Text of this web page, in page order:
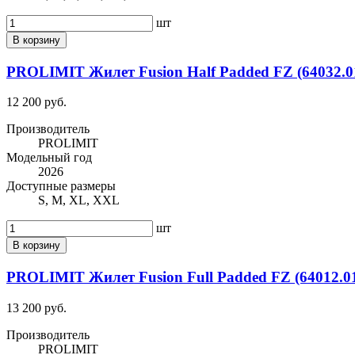
шт
В корзину
PROLIMIT Жилет Fusion Half Padded FZ
12 200 руб.
Производитель
PROLIMIT
Модельный год
2026
Доступные размеры
S, M, XL, XXL
шт
В корзину
PROLIMIT Жилет Fusion Full Padded FZ
13 200 руб.
Производитель
PROLIMIT